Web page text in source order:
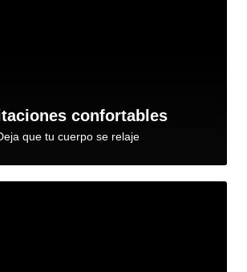
confortables
que tu cuerpo se relaje